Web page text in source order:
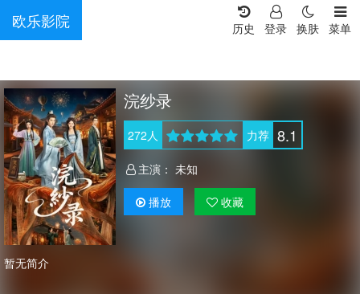
欧乐影院 菜单
换肤
登录
历史
浣纱录
272人 力荐 8.1
主演： 未知
播放 收藏
暂无简介